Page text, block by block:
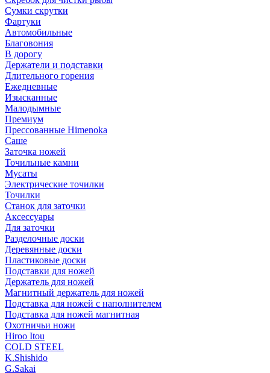
Сумки скрутки
Фартуки
Автомобильные
Благовония
В дорогу
Держатели и подставки
Длительного горения
Ежедневные
Изысканные
Малодымные
Премиум
Прессованные Himenoka
Саше
Заточка ножей
Точильные камни
Мусаты
Электрические точилки
Точилки
Станок для заточки
Аксессуары
Для заточки
Разделочные доски
Деревянные доски
Пластиковые доски
Подставки для ножей
Держатель для ножей
Магнитный держатель для ножей
Подставка для ножей с наполнителем
Подставка для ножей магнитная
Охотничьи ножи
Hiroo Itou
COLD STEEL
K.Shishido
G.Sakai